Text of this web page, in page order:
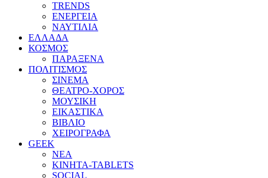
TRENDS
ΕΝΕΡΓΕΙΑ
ΝΑΥΤΙΛΙΑ
ΕΛΛΑΔΑ
ΚΟΣΜΟΣ
ΠΑΡΑΞΕΝΑ
ΠΟΛΙΤΙΣΜΟΣ
ΣΙΝΕΜΑ
ΘΕΑΤΡΟ-ΧΟΡΟΣ
ΜΟΥΣΙΚΗ
ΕΙΚΑΣΤΙΚΑ
ΒΙΒΛΙΟ
ΧΕΙΡΟΓΡΑΦΑ
GEEK
ΝΕΑ
ΚΙΝΗΤΑ-TABLETS
SOCIAL